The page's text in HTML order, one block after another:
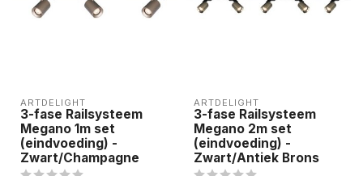
ARTDELIGHT
3-fase Railsysteem
Megano 1m set
(eindvoeding) -
Zwart/Champagne
ARTDELIGHT
3-fase Railsysteem
Megano 2m set
(eindvoeding) -
Zwart/Antiek Brons